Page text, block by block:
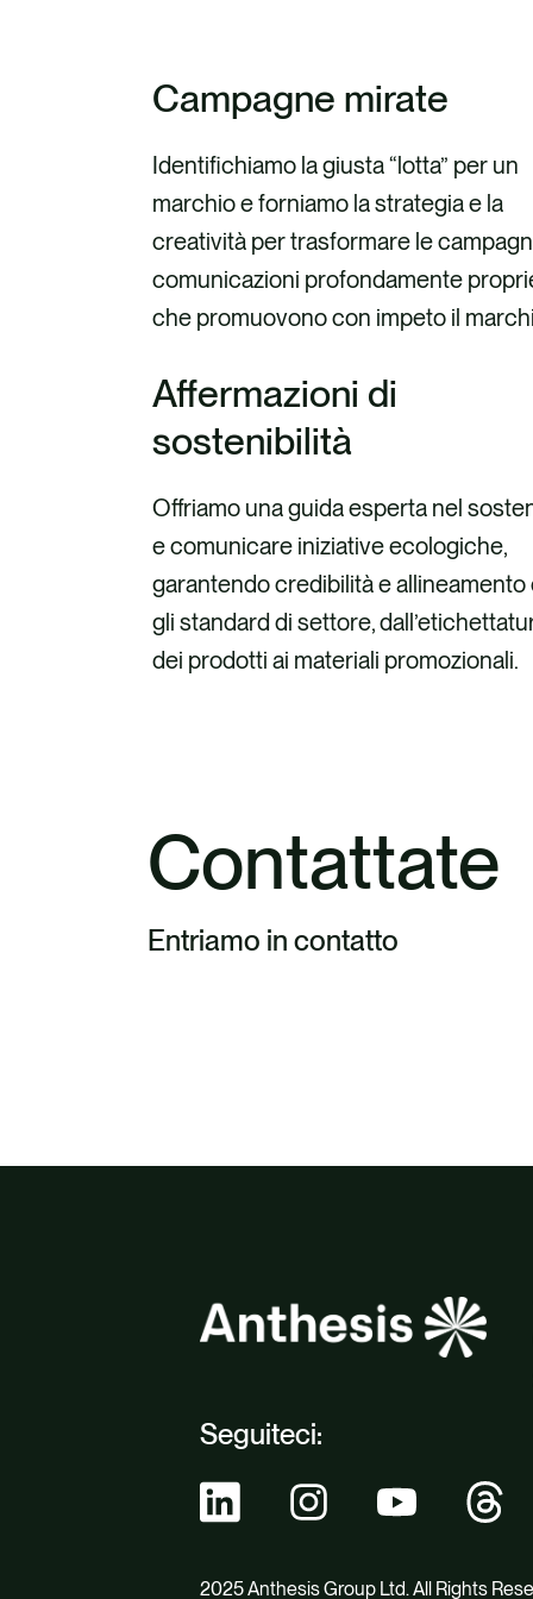
Campagne mirate
Identifichiamo la giusta “lotta” per un
marchio e forniamo la strategia e la
creatività per trasformare le
comunicazioni profondamente
che promuovono con impeto il
Affermazioni di
sostenibilità
Offriamo una guida esperta nel
e comunicare iniziative ecologiche,
garantendo credibilità e allineamento
gli standard di settore,
dei prodotti ai materiali promozionali.
Contattate
Entriamo in contatto
Seguiteci:
2025 Anthesis Group Ltd. All Rights